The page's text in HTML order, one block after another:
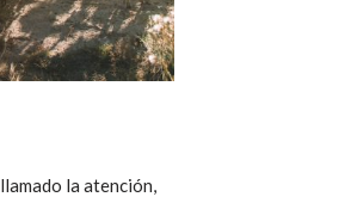
la atención,